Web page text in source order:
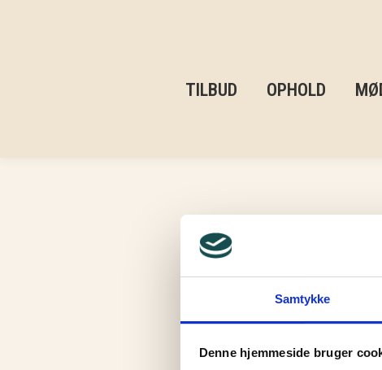
Samtykke
Denne hjemmeside bruger
TILBUD OPHOLD